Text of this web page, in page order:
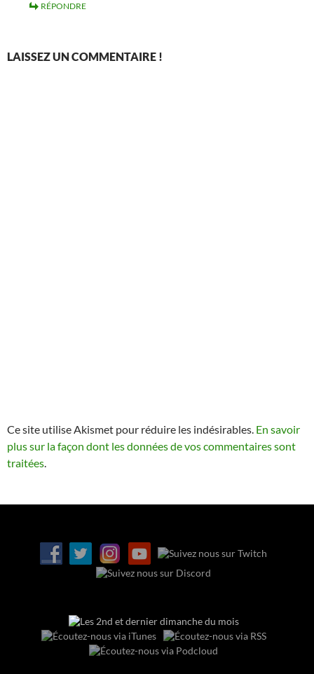
RÉPONDRE
LAISSEZ UN COMMENTAIRE !
Ce site utilise Akismet pour réduire les indésirables. En savoir
plus sur la façon dont les données de vos commentaires sont
traitées.